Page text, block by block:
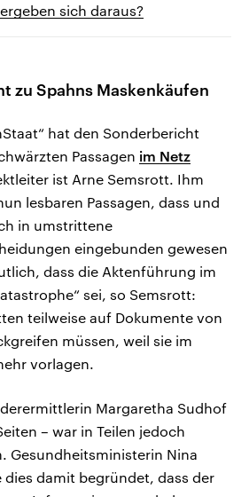
sich daraus?
zu Spahns Maskenkäufen
hat den Sonderbericht
Passagen im Netz
ist Arne Semsrott. Ihm
lesbaren Passagen, dass und
in umstrittene
eingebunden gewesen
dass die Aktenführung im
sei, so Semsrott:
teilweise auf Dokumente von
müssen, weil sie im
vorlagen.
Margaretha Sudhof
– war in Teilen jedoch
Gesundheitsministerin Nina
dies damit begründet, dass der